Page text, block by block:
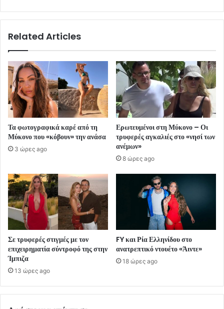
Related Articles
Τα φωτογραφικά καρέ από τη
Μύκονο που «κόβουν» την ανάσα
3 ώρες ago
Ερωτευμένοι στη Μύκονο – Οι
τρυφερές αγκαλιές στο «νησί των
ανέμων»
8 ώρες ago
Σε τρυφερές στιγμές με τον
επιχειρηματία σύντροφό της στην
Ίμπιζα
13 ώρες ago
FY και Ρία Ελληνίδου στο
ανατρεπτικό ντουέτο «Άιντε»
18 ώρες ago